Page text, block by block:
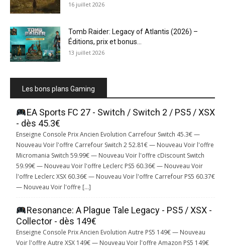
16 juillet 2026
Tomb Raider: Legacy of Atlantis (2026) –
Éditions, prix et bonus...
13 juillet 2026
Les bons plans Gaming
EA Sports FC 27 - Switch / Switch 2 / PS5 / XSX
- dès 45.3€
Enseigne Console Prix Ancien Evolution Carrefour Switch 45.3€ —
Nouveau Voir l'offre Carrefour Switch 2 52.81€ — Nouveau Voir l'offre
Micromania Switch 59.99€ — Nouveau Voir l'offre cDiscount Switch
59.99€ — Nouveau Voir l'offre Leclerc PS5 60.36€ — Nouveau Voir
l'offre Leclerc XSX 60.36€ — Nouveau Voir l'offre Carrefour PS5 60.37€
— Nouveau Voir l'offre […]
Resonance: A Plague Tale Legacy - PS5 / XSX -
Collector - dès 149€
Enseigne Console Prix Ancien Evolution Autre PS5 149€ — Nouveau
Voir l'offre Autre XSX 149€ — Nouveau Voir l'offre Amazon PS5 149€